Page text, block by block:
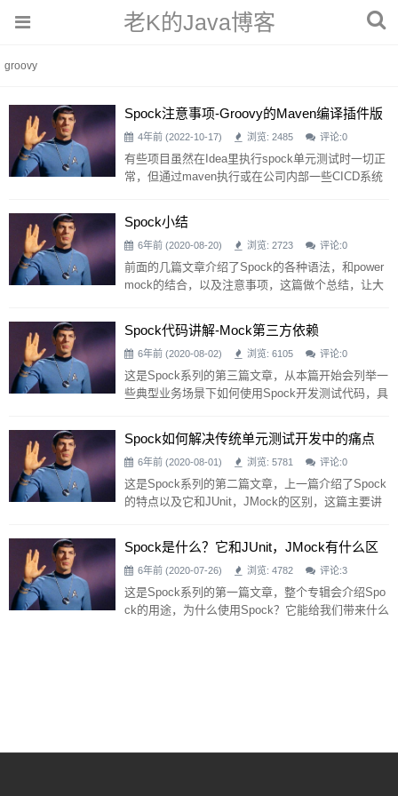
老K的Java博客
groovy
Spock注意事项-Groovy的maven编译插件版
本不兼容问题
4年前 (2022-10-17) 浏览: 2485 评论:0
有些项目虽然在Idea里执行spock单元测试时一切正
常，但通过maven执行或在公司内部一些CICD系统
tion default of goal org.codehaus.gmavenplus:gma
venplus-plugin:1.6:compileTests failed 或者是这种
异常： Unable to determine Gro
Spock小结
6年前 (2020-08-20) 浏览: 2723 评论:0
前面的几篇文章介绍了Spock的各种语法，和power
mock的结合，以及注意事项，这篇做个总结，让大
D模式、功能强大、语义规范、可读性好、易于维
护、富有表现力 更灵活的控制测试行为，专注代码
的逻辑测试而不是书写语法上 用自然语言描述测试
步骤（非技术人员也能看懂测试用例） 兼容mock框
架，可以和项目中的java单测代码共存，降低迁移成
Spock代码讲解-Mock第三方依赖
6年前 (2020-08-02) 浏览: 6105 评论:0
这是Spock系列的第三篇文章，从本篇开始会列举一
些典型业务场景下如何使用Spock开发测试代码，具
示，所有业务代码均为示例代码) Spock自带的mock
用法 在上一篇讲单元测试代码可读性和维护性的问
题时举了一种业务场景，即接口调用，我们的用户
服务需要调用用户中心接口获取用户信息，代码如
下： /** * 用户服务 * @author 公众号:Ja
Spock如何解决传统单元测试开发中的痛点
6年前 (2020-08-01) 浏览: 5781 评论:0
这是Spock系列的第二篇文章，上一篇介绍了Spock
的特点以及它和JUnit，JMock的区别，这篇主要讲
题，分别使用JUnit和Spock如何解决，通过对比的
方式给大家一个整体认识。 一. 单元测试代码开发的
成本和效率 复杂场景的业务代码，在分支(if/else)很
多的情况下，编写单测代码的成本会相应增加，正
常的业务代码或许只有几十行，但为了测试这个功
Spock是什么？它和JUnit，JMock有什么区
别？6年前 (2020-07-26) 浏览: 4782 评论:3
这是Spock系列的第一篇文章，整个专辑会介绍Spo
ck的用途，为什么使用Spock？它能给我们带来什么